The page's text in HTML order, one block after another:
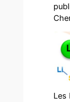
Les